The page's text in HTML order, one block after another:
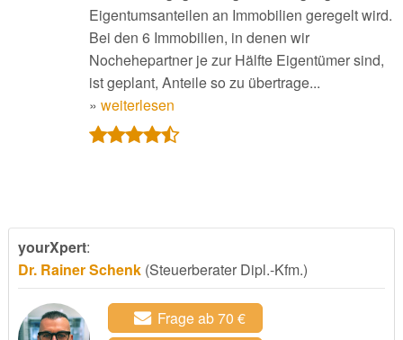
yourXpert:
Dr. Rainer Schenk(Steuerberater Dipl.-Kfm.)
Frage ab 70 €
Eigentumsanteilen an Immobilien geregelt wird.
Bei den 6 Immobilien, in denen wir
Nochehepartner je zur Hälfte Eigentümer sind,
ist geplant, Anteile so zu übertrage...
» weiterlesen